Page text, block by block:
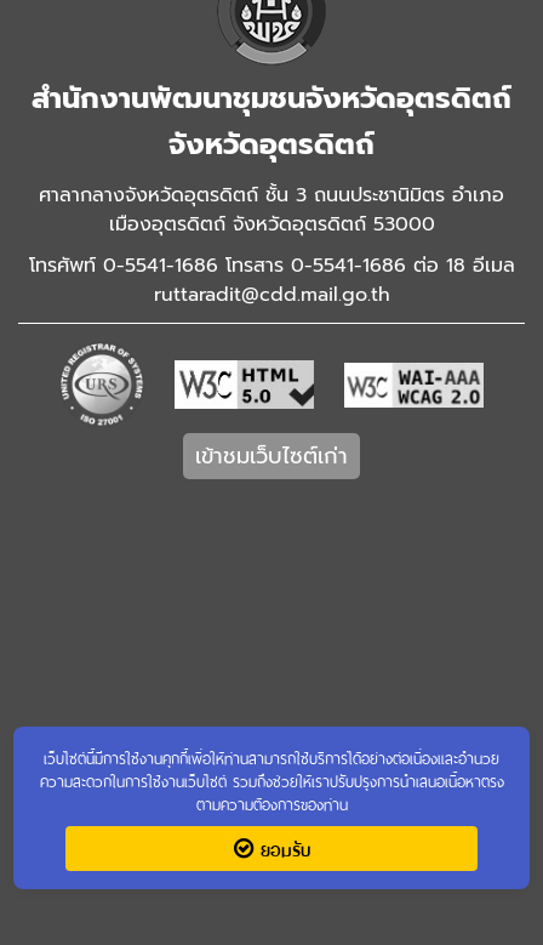
สำนักงานพัฒนาชุมชนจังหวัดอุตรดิตถ์
จังหวัดอุตรดิตถ์
ศาลากลางจังหวัดอุตรดิตถ์ ชั้น 3 ถนนประชานิมิตร อำเภอ
เมืองอุตรดิตถ์ จังหวัดอุตรดิตถ์ 53000
โทรศัพท์ 0-5541-1686 โทรสาร 0-5541-1686 ต่อ 18 อีเมล
ruttaradit@cdd.mail.go.th
เข้าชมเว็บไซต์เก่า
เว็บไซต์นี้มีการใช้งานคุกกี้เพื่อให้ท่านสามารถใช้บริการได้อย่างต่อเนื่องและอำนวย
ความสะดวกในการใช้งานเว็บไซต์ รวมถึงช่วยให้เราปรับปรุงการนำเสนอเนื้อหาตรง
ตามความต้องการของท่าน
ยอมรับ